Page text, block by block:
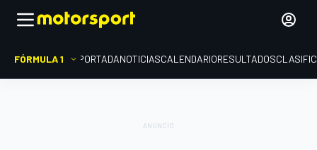
FÓRMULA 1 PORTADANOTICIASCALENDARIORESULTADOS